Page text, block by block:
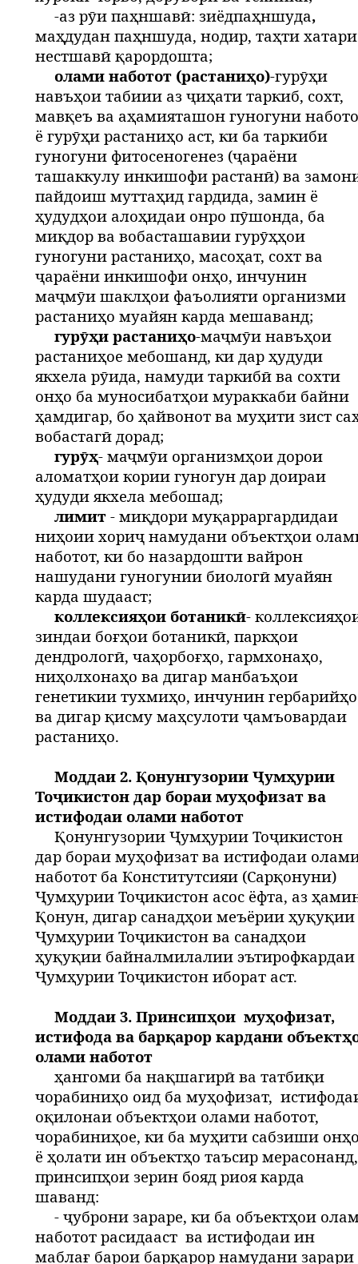
-аз рӯи паҳншавӣ: зиёдпаҳншуда,
маҳдудан паҳншуда, нодир, таҳти хатари
нестшавӣ қарордошта;
олами наботот (растаниҳо)-гурӯҳи
навъҳои табиии аз ҷиҳати таркиб, сохт,
мавқеъ ва аҳамияташон гуногуни
ё гурӯҳи растаниҳо аст, ки ба таркиби
гуногуни фитосеногенез (ҷараёни
ташаккулу инкишофи растанӣ) ва
пайдоиш муттаҳид гардида, замин ё
ҳудудҳои алоҳидаи онро пӯшонда, ба
миқдор ва вобасташавии гурӯҳҳои
гуногуни растаниҳо, масоҳат, сохт ва
ҷараёни инкишофи онҳо, инчунин
маҷмӯи шаклҳои фаъолияти организми
растаниҳо муайян карда мешаванд;
гурӯҳи растаниҳо-маҷмӯи навъҳои
растаниҳое мебошанд, ки дар ҳудуди
якхела рӯида, намуди таркибӣ ва сохти
онҳо ба муносибатҳои мураккаби байни
ҳамдигар, бо ҳайвонот ва муҳити зист
вобастагӣ дорад;
гурӯҳ- маҷмӯи организмҳои дорои
аломатҳои кории гуногун дар доираи
ҳудуди якхела мебошад;
лимит - миқдори муқарраргардидаи
ниҳоии хориҷ намудани объектҳои
наботот, ки бо назардошти вайрон
нашудани гуногунии биологӣ муайян
карда шудааст;
коллексияҳои ботаникӣ-
зиндаи боғҳои ботаникӣ, паркҳои
дендрологӣ, чаҳорбоғҳо, гармхонаҳо,
ниҳолхонаҳо ва дигар манбаъҳои
генетикии тухмиҳо, инчунин гербарийҳо
ва дигар қисму маҳсулоти ҷамъовардаи
растаниҳо.
Моддаи 2. Қонунгузории Ҷумҳурии
Тоҷикистон дар бораи муҳофизат ва
истифодаи олами наботот
Қонунгузории Ҷумҳурии Тоҷикистон
дар бораи муҳофизат ва истифодаи
наботот ба Конститутсияи (Сарқонуни)
Ҷумҳурии Тоҷикистон асос ёфта, аз
Қонун, дигар санадҳои меъёрии ҳуқуқии
Ҷумҳурии Тоҷикистон ва санадҳои
ҳуқуқии байналмилалии эътирофкардаи
Ҷумҳурии Тоҷикистон иборат аст.
Моддаи 3. Принсипҳои муҳофизат,
истифода ва барқарор кардани
олами наботот
ҳангоми ба нақшагирӣ ва татбиқи
чорабиниҳо оид ба муҳофизат,
оқилонаи объектҳои олами наботот,
чорабиниҳое, ки ба муҳити сабзиши
ё ҳолати ин объектҳо таъсир мерасонанд,
принсипҳои зерин бояд риоя карда
шаванд:
- ҷуброни зараре, ки ба объектҳои
наботот расидааст ва истифодаи ин
маблағ барои барқарор намудани зарари